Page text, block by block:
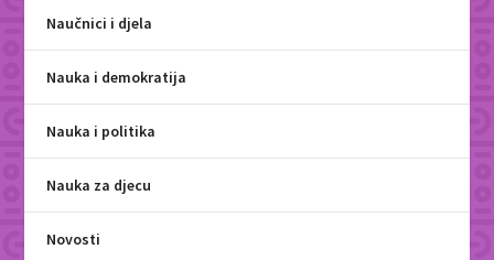
Naučnici i djela
Nauka i demokratija
Nauka i politika
Nauka za djecu
Novosti